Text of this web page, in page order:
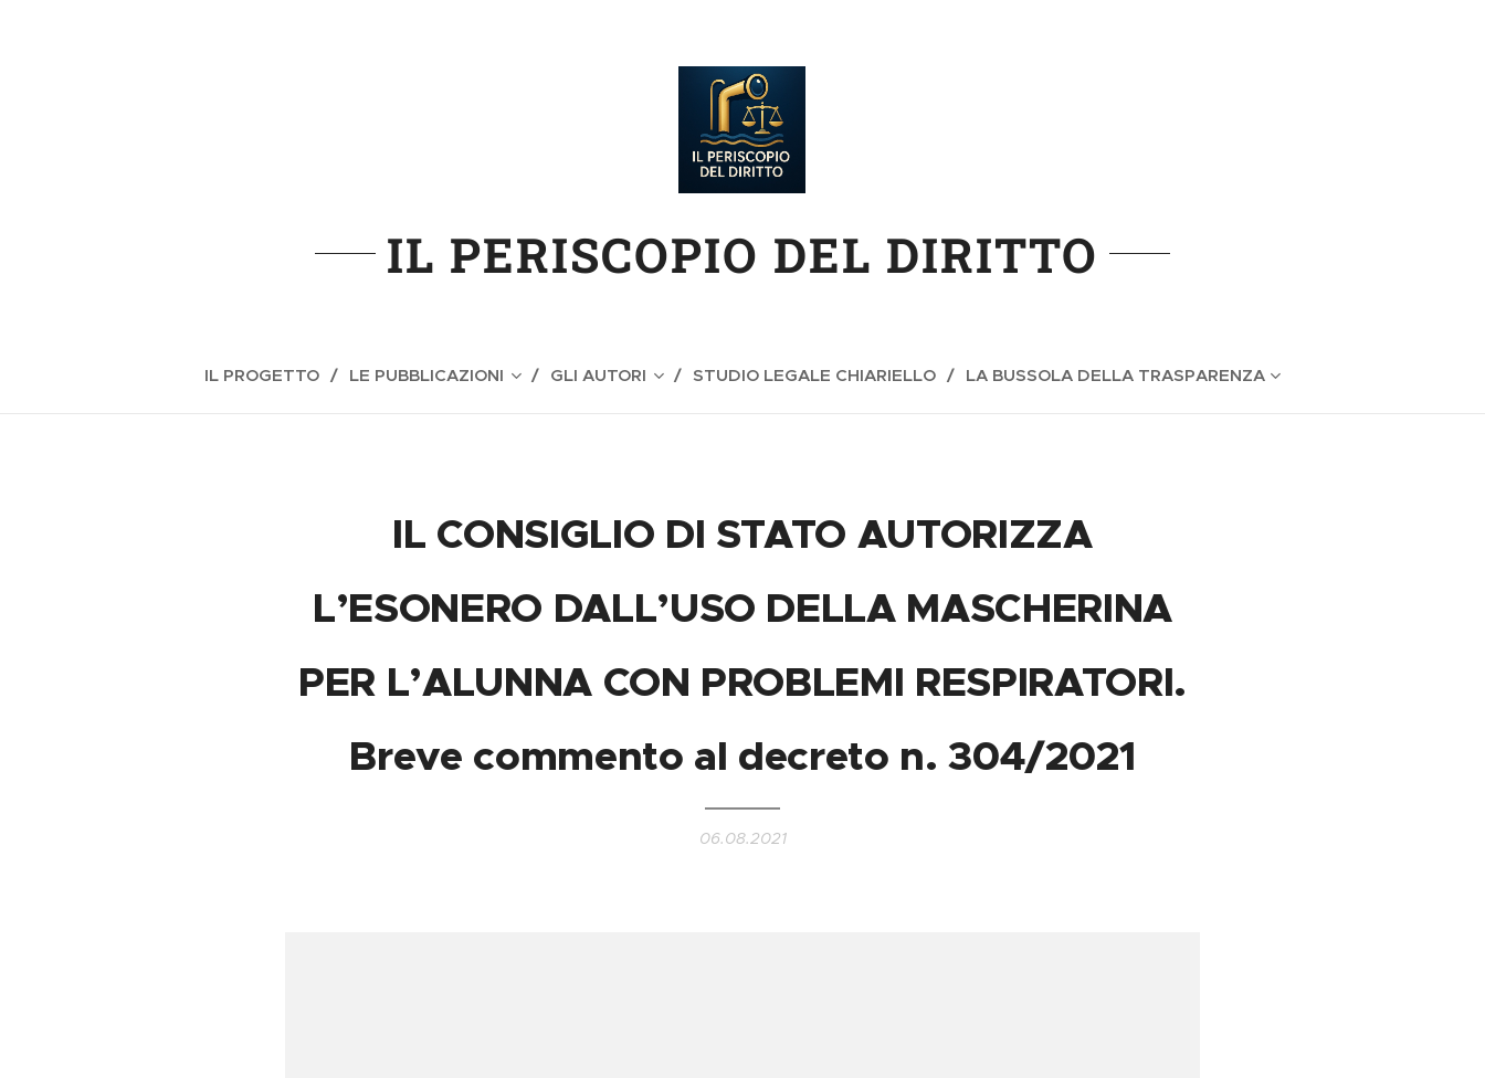
IL PERISCOPIO DEL DIRITTO
IL PROGETTO LE PUBBLICAZIONI GLI AUTORI STUDIO LEGALE CHIARIELLO LA BUSSOLA DELLA TRASPARENZA
IL CONSIGLIO DI STATO AUTORIZZA
L’ESONERO DALL’USO DELLA MASCHERINA
PER L’ALUNNA CON PROBLEMI RESPIRATORI.
Breve commento al decreto n. 304/2021
06.08.2021